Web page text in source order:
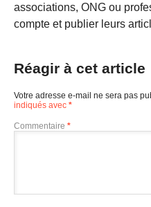
associations, ONG ou
compte et publier leurs
Réagir à cet article
Votre adresse e-mail ne sera pas
indiqués avec *
Commentaire *